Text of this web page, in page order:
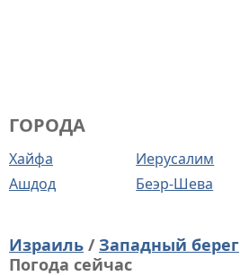
ГОРОДА
Хайфа Иерусалим
Ашдод
Беэр-Шева
Израиль / Западный берег
Погода сейчас